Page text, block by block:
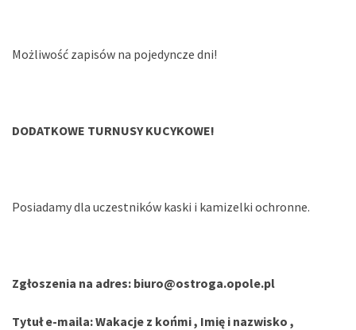
Możliwość zapisów na pojedyncze dni!
DODATKOWE TURNUSY KUCYKOWE!
Posiadamy dla uczestników kaski i kamizelki ochronne.
Zgłoszenia na adres: biuro@ostroga.opole.pl
Tytuł e-maila: Wakacje z końmi , Imię i nazwisko ,